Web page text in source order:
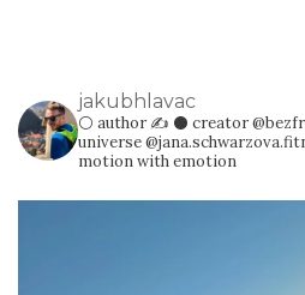
jakubhlavac
⚪️ author ✍️ ⚫️ creator
universe
motion with emotion